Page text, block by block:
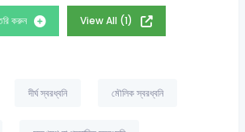
করুন View All (1)
দীর্ঘ স্বরধ্বনি মৌলিক স্বরধ্বনি